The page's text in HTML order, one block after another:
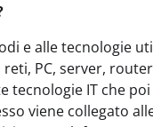
e alle tecnologie
PC, server,
tecnologie IT che
viene collegato